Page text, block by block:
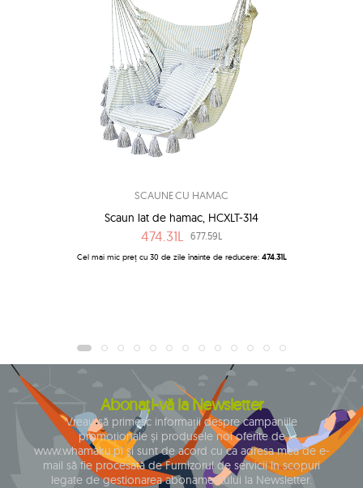
SCAUNE CU HAMAC
Scaun lat de hamac, HCXLT-314
474.31L 677.59L
Cel mai mic preț cu 30 de zile înainte de reducere: 474.31L
Abonați-vă la Newsletter
Vreau să primesc informații despre campaniile
promoționale și produsele noi oferite de
www.whamaku.pl și sunt de acord cu ca adresa mea de e-
mail să fie procesată de Furnizorul de servicii în scopuri
legate de gestionarea abonamentului la Newsletter.